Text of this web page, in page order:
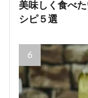
美味しく食べ
シピ５選